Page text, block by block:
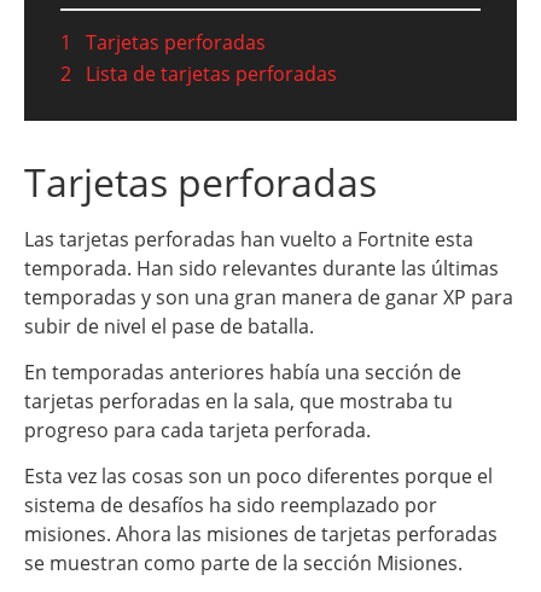
1
Tarjetas perforadas
2 Lista de tarjetas perforadas
Tarjetas perforadas
Las tarjetas perforadas han vuelto a Fortnite esta
temporada. Han sido relevantes durante las últimas
temporadas y son una gran manera de ganar XP para
subir de nivel el pase de batalla.
En temporadas anteriores había una sección de
tarjetas perforadas en la sala, que mostraba tu
progreso para cada tarjeta perforada.
Esta vez las cosas son un poco diferentes porque el
sistema de desafíos ha sido reemplazado por
misiones. Ahora las misiones de tarjetas perforadas
se muestran como parte de la sección Misiones.